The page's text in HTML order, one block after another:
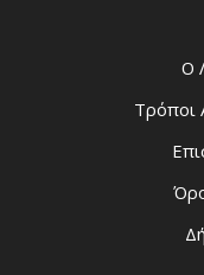
Ο
Τρόποι